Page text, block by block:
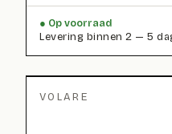
Op voorraad
Levering binnen 2 — 5
VOLARE